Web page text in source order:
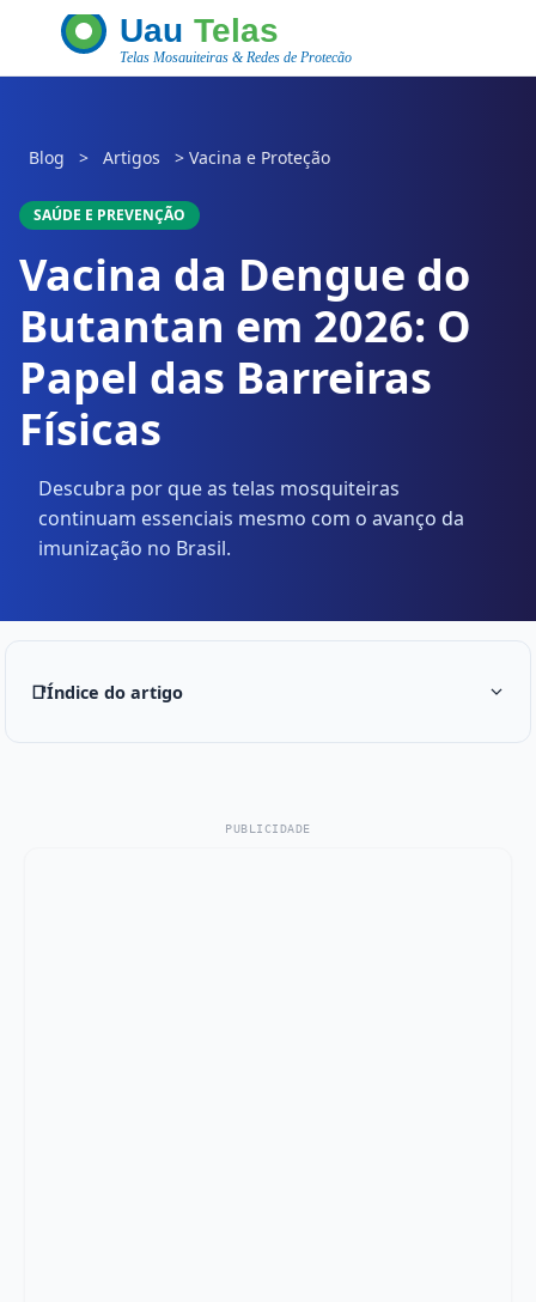
Blog > Artigos > Vacina e Proteção
SAÚDE E PREVENÇÃO
Vacina da Dengue do
Butantan em 2026: O
Papel das Barreiras
Físicas
Descubra por que as telas mosquiteiras
continuam essenciais mesmo com o avanço da
imunização no Brasil.
📑Índice do artigo
PUBLICIDADE